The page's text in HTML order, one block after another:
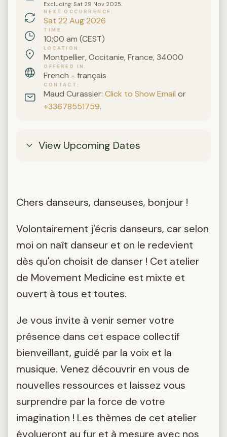
Excluding: Sat 29 Nov 2025.
NEXT OCCURRENCE
Sat 22 Aug 2026
TIME
10:00 am (CEST)
LOCATION
Montpellier, Occitanie, France, 34000
OFFERED IN
French - français
CONTACT
Maud Curassier:Click to Show Email or
+33678551759.
View Upcoming Dates
Chers danseurs, danseuses, bonjour !
Volontairement j'écris danseurs, car selon
moi on naît danseur et on le redevient
dès qu'on choisit de danser ! Cet atelier
de Movement Medicine est mixte et
ouvert à tous et toutes.
Je vous invite à venir semer votre
présence dans cet espace collectif
bienveillant, guidé par la voix et la
musique. Venez découvrir en vous de
nouvelles ressources et laissez vous
surprendre par la force de votre
imagination ! Les thèmes de cet atelier
évolueront au fur et à mesure avec nos